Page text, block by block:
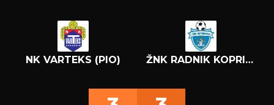
NK VARTEKS (PIO) ŽNK RADNIK KOPRIVNICA